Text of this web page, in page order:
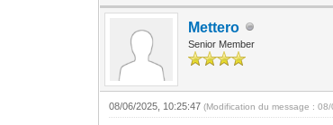
Mettero
Senior Member
08/06/2025, 10:25:47(Modification du message :